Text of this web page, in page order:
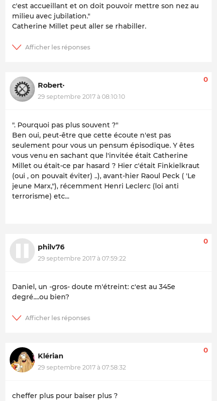
c'est accueillant et on doit pouvoir mettre son nez au
milieu avec jubilation."
Catherine Millet peut aller se rhabiller.
Robert·
29 septembre 2017 à 08:10:10
0
". Pourquoi pas plus souvent ?"
Ben oui, peut-être que cette écoute n'est pas
seulement pour vous un pensum épisodique. Y êtes
vous venu en sachant que l'invitée était Catherine
Millet ou était-ce par hasard ? Hier c'était Finkielkraut
(oui , on pouvait éviter) ..), avant-hier Raoul Peck ( 'Le
jeune Marx,"), récemment Henri Leclerc (loi anti
terrorisme) etc...
philv76
29 septembre 2017 à 07:59:22
0
Daniel, un -gros- doute m'étreint: c'est au 345e
degré....ou bien?
Klérian
29 septembre 2017 à 07:58:32
0
cheffer plus pour baiser plus ?